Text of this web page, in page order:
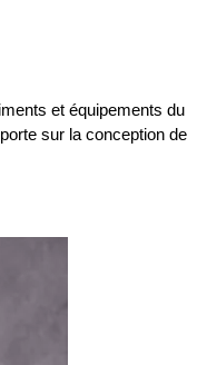
et équipements du
sur la conception de